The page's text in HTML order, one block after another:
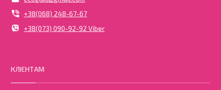
+38(068) 248-67-67
+38(073) 090-92-92 Viber
КЛІЄНТАМ